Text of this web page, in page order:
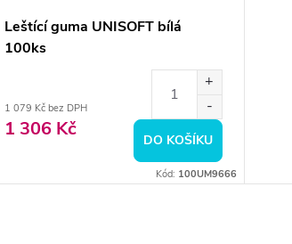
Leštící guma UNISOFT bílá
100ks
1 079 Kč bez DPH
1 306 Kč DO KOŠÍKU
Kód: 100UM9666